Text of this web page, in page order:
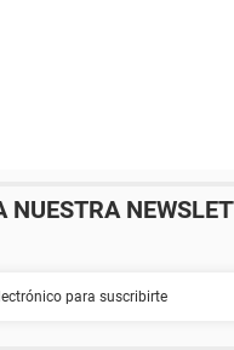
NUESTRA